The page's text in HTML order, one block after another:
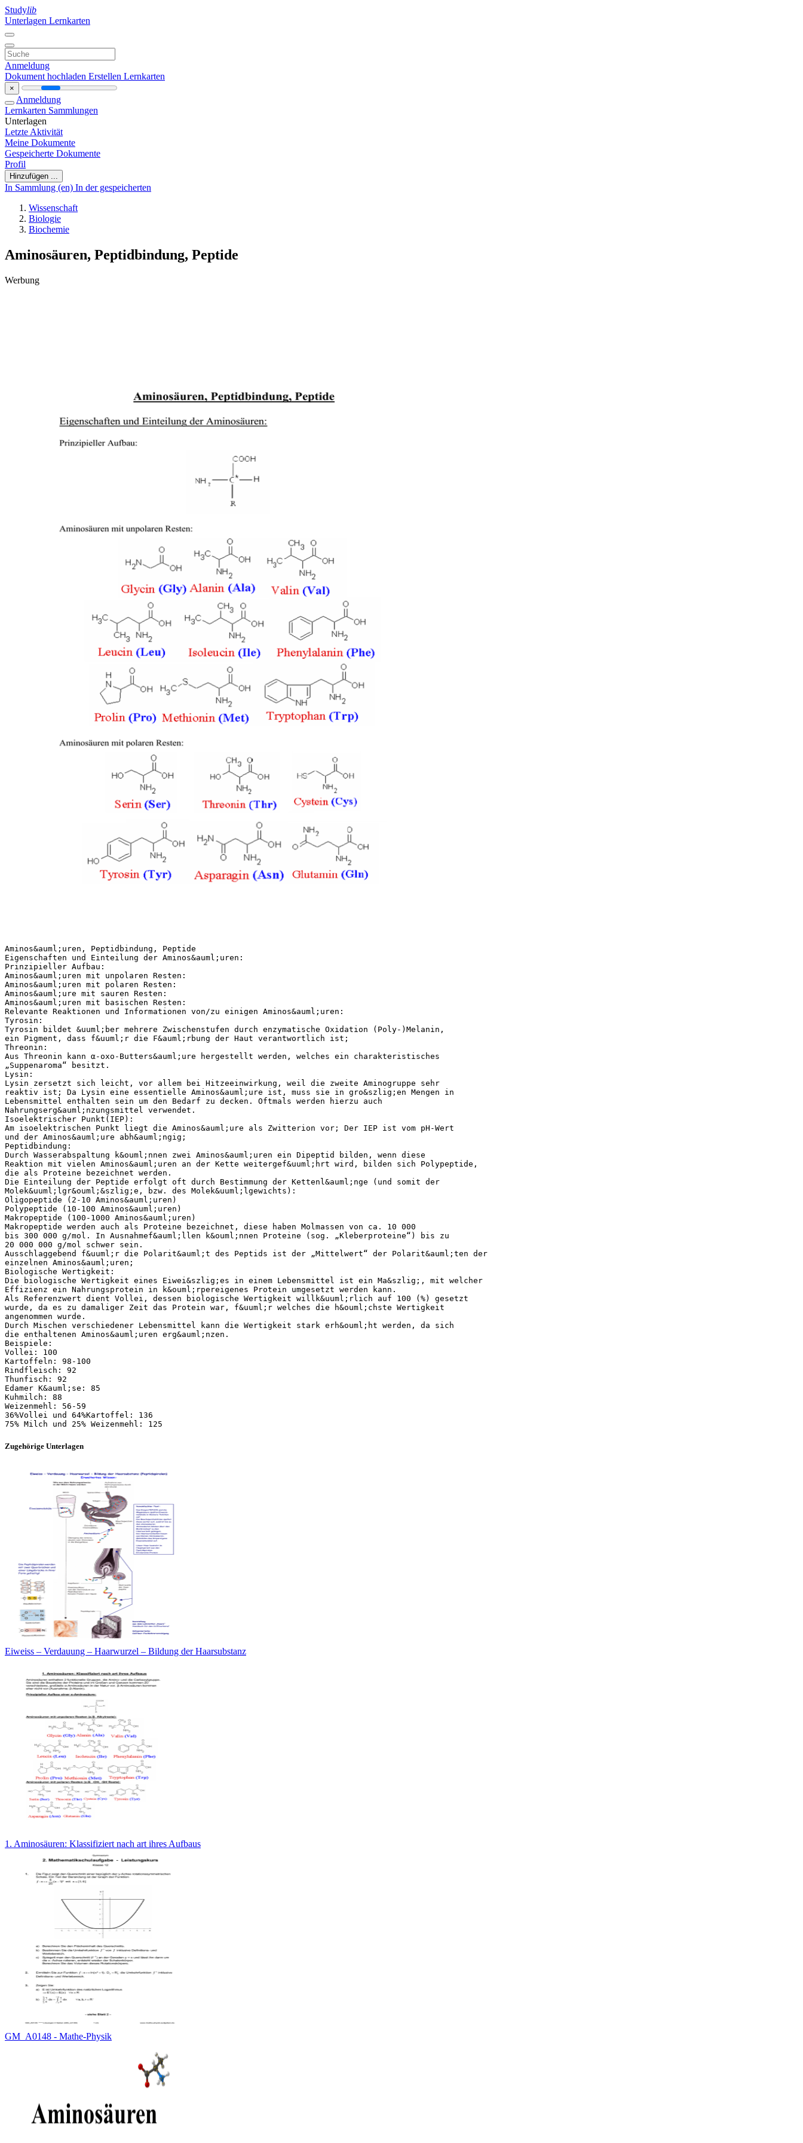
Studylib
Unterlagen Lernkarten
Anmeldung
Dokument hochladen Erstellen Lernkarten
×
Anmeldung
Lernkarten Sammlungen
Unterlagen
Letzte Aktivität
Meine Dokumente
Gespeicherte Dokumente
Profil
Hinzufügen ...
In Sammlung (en) In der gespeicherten
Wissenschaft
Biologie
Biochemie
Aminosäuren, Peptidbindung, Peptide
Werbung
Aminos&auml;uren, Peptidbindung, Peptide
Eigenschaften und Einteilung der Aminos&auml;uren:
Prinzipieller Aufbau:
Aminos&auml;uren mit unpolaren Resten:
Aminos&auml;uren mit polaren Resten:
Aminos&auml;ure mit sauren Resten:
Aminos&auml;uren mit basischen Resten:
Relevante Reaktionen und Informationen von/zu einigen Aminos&auml;uren:
Tyrosin:
Tyrosin bildet &uuml;ber mehrere Zwischenstufen durch enzymatische Oxidation (Poly-)Melanin,
ein Pigment, dass f&uuml;r die F&auml;rbung der Haut verantwortlich ist;
Threonin:
Aus Threonin kann α-oxo-Butters&auml;ure hergestellt werden, welches ein charakteristisches
„Suppenaroma“ besitzt.
Lysin:
Lysin zersetzt sich leicht, vor allem bei Hitzeeinwirkung, weil die zweite Aminogruppe sehr
reaktiv ist; Da Lysin eine essentielle Aminos&auml;ure ist, muss sie in gro&szlig;en Mengen in
Lebensmittel enthalten sein um den Bedarf zu decken. Oftmals werden hierzu auch
Nahrungserg&auml;nzungsmittel verwendet.
Isoelektrischer Punkt(IEP):
Am isoelektrischen Punkt liegt die Aminos&auml;ure als Zwitterion vor; Der IEP ist vom pH-Wert
und der Aminos&auml;ure abh&auml;ngig;
Peptidbindung:
Durch Wasserabspaltung k&ouml;nnen zwei Aminos&auml;uren ein Dipeptid bilden, wenn diese
Reaktion mit vielen Aminos&auml;uren an der Kette weitergef&uuml;hrt wird, bilden sich Polypeptide,
die als Proteine bezeichnet werden.
Die Einteilung der Peptide erfolgt oft durch Bestimmung der Kettenl&auml;nge (und somit der
Molek&uuml;lgr&ouml;&szlig;e, bzw. des Molek&uuml;lgewichts):
Oligopeptide (2-10 Aminos&auml;uren)
Polypeptide (10-100 Aminos&auml;uren)
Makropeptide (100-1000 Aminos&auml;uren)
Makropeptide werden auch als Proteine bezeichnet, diese haben Molmassen von ca. 10 000
bis 300 000 g/mol. In Ausnahmef&auml;llen k&ouml;nnen Proteine (sog. „Kleberproteine“) bis zu
20 000 000 g/mol schwer sein.
Ausschlaggebend f&uuml;r die Polarit&auml;t des Peptids ist der „Mittelwert“ der Polarit&auml;ten der
einzelnen Aminos&auml;uren;
Biologische Wertigkeit:
Die biologische Wertigkeit eines Eiwei&szlig;es in einem Lebensmittel ist ein Ma&szlig;, mit welcher
Effizienz ein Nahrungsprotein in k&ouml;rpereigenes Protein umgesetzt werden kann.
Als Referenzwert dient Vollei, dessen biologische Wertigkeit willk&uuml;rlich auf 100 (%) gesetzt
wurde, da es zu damaliger Zeit das Protein war, f&uuml;r welches die h&ouml;chste Wertigkeit
angenommen wurde.
Durch Mischen verschiedener Lebensmittel kann die Wertigkeit stark erh&ouml;ht werden, da sich
die enthaltenen Aminos&auml;uren erg&auml;nzen.
Beispiele:
Vollei: 100
Kartoffeln: 98-100
Rindfleisch: 92
Thunfisch: 92
Edamer K&auml;se: 85
Kuhmilch: 88
Weizenmehl: 56-59
36%Vollei und 64%Kartoffel: 136
Zugehörige Unterlagen
Eiweiss – Verdauung – Haarwurzel – Bildung der Haarsubstanz
1. Aminosäuren: Klassifiziert nach art ihres Aufbaus
GM_A0148 - Mathe-Physik